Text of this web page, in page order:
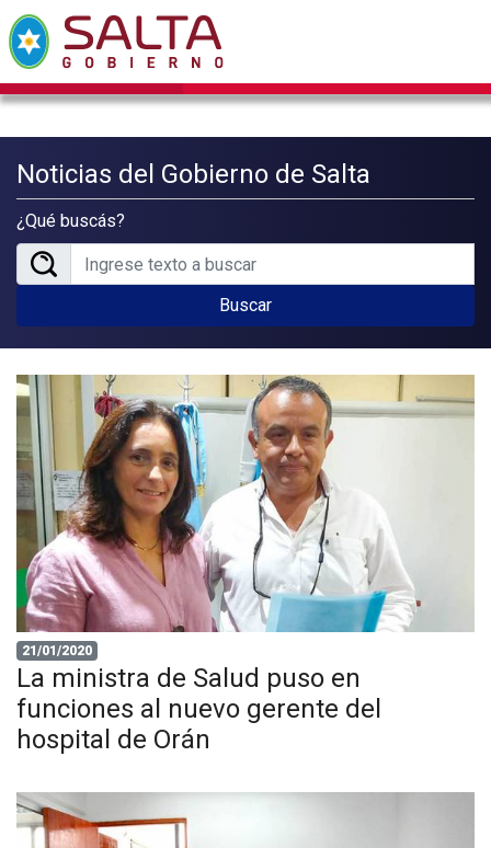
Noticias del Gobierno de Salta
¿Qué buscás?
Buscar
21/01/2020
La ministra de Salud puso en
funciones al nuevo gerente del
hospital de Orán